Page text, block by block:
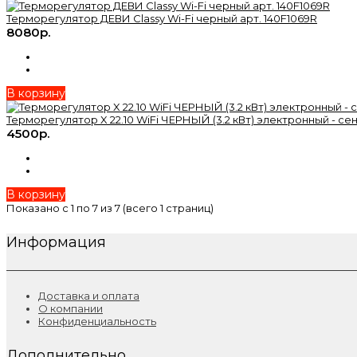
Терморегулятор ДЕВИ Classy Wi-Fi черный арт. 140F1069R
8080р.
В корзину
Терморегулятор X 22.10 WiFi ЧЕРНЫЙ (3.2 кВт) электронный -
4500р.
В корзину
Показано с 1 по 7 из 7 (всего 1 страниц)
Информация
Доставка и оплата
О компании
Конфиденциальность